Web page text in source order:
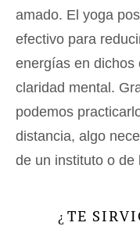
amado. El yoga
efectivo para
energías en dichos
claridad mental.
podemos
distancia, algo
de un instituto o de
¿ TE